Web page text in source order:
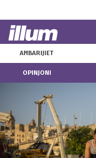
AĦBARIJIET
OPINJONI